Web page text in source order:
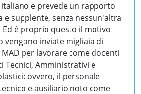
e prevede un rapporto
e supplente, senza nessun'altra
Ed è proprio questo il motivo
vengono inviate migliaia di
per lavorare come docenti
Tecnici, Amministrativi e
ovvero, il personale
e ausiliario noto come